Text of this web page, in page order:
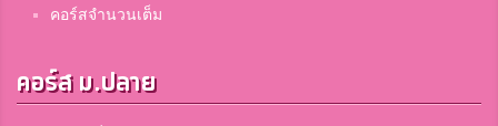
โรงเรียนบางมูลนากภูมิวิทยาคม
Chanatda Kaewwungpa
คอร์สจำนวนเต็ม
คอร์ส ม.ปลาย